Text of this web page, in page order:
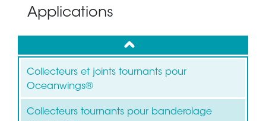
Applications
up
Collecteurs et joints tournants pour
Oceanwings®
Collecteurs tournants pour banderolage